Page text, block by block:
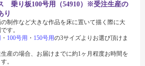
乗り板100号用（54910）※受注生産の
り
の制作など大きな作品を床に置いて描く際に大
す。
・ 100号用 ・ 150号用の3サイズよりお選び頂けま
産の場合、お届けまでに約1ヶ月程度お時間を
。